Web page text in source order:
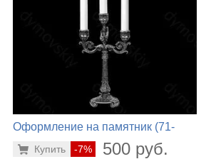
Оформление на памятник (71-
-7% 500 руб.
Купить